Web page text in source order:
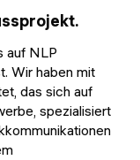
auf NLP
Wir haben mit
das sich auf
spezialisiert